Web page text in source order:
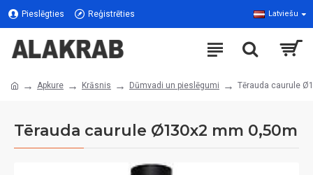
Pieslēgties Reģistrēties Latviešu
Apkure Krāsnis Dūmvadi un pieslēgumi Tērauda caurule
Tērauda caurule Ø130x2 mm 0,50m